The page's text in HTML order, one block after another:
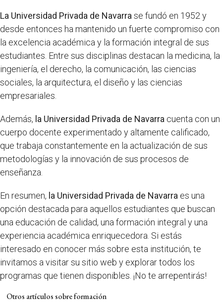
La Universidad Privada de Navarra se fundó en 1952 y
desde entonces ha mantenido un fuerte compromiso con
la excelencia académica y la formación integral de sus
estudiantes. Entre sus disciplinas destacan la medicina, la
ingeniería, el derecho, la comunicación, las ciencias
sociales, la arquitectura, el diseño y las ciencias
empresariales.
Además, la Universidad Privada de Navarra cuenta con un
cuerpo docente experimentado y altamente calificado,
que trabaja constantemente en la actualización de sus
metodologías y la innovación de sus procesos de
enseñanza.
En resumen, la Universidad Privada de Navarra es una
opción destacada para aquellos estudiantes que buscan
una educación de calidad, una formación integral y una
experiencia académica enriquecedora. Si estás
interesado en conocer más sobre esta institución, te
invitamos a visitar su sitio web y explorar todos los
programas que tienen disponibles. ¡No te arrepentirás!
Otros artículos sobre formación